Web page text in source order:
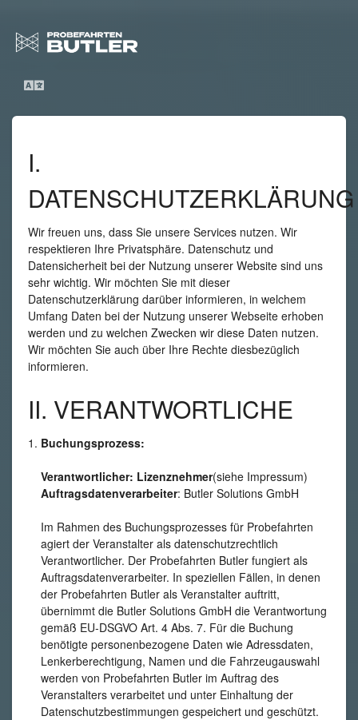
I.
DATENSCHUTZERKLÄRUNG
Wir freuen uns, dass Sie unsere Services nutzen. Wir
respektieren Ihre Privatsphäre. Datenschutz und
Datensicherheit bei der Nutzung unserer Website sind uns
sehr wichtig. Wir möchten Sie mit dieser
Datenschutzerklärung darüber informieren, in welchem
Umfang Daten bei der Nutzung unserer Webseite erhoben
werden und zu welchen Zwecken wir diese Daten nutzen.
Wir möchten Sie auch über Ihre Rechte diesbezüglich
informieren.
II. VERANTWORTLICHE
Buchungsprozess:
Verantwortlicher: Lizenznehmer(siehe Impressum)
Auftragsdatenverarbeiter: Butler Solutions GmbH
Im Rahmen des Buchungsprozesses für Probefahrten
agiert der Veranstalter als datenschutzrechtlich
Verantwortlicher. Der Probefahrten Butler fungiert als
Auftragsdatenverarbeiter. In speziellen Fällen, in denen
der Probefahrten Butler als Veranstalter auftritt,
übernimmt die Butler Solutions GmbH die Verantwortung
gemäß EU-DSGVO Art. 4 Abs. 7. Für die Buchung
benötigte personenbezogene Daten wie Adressdaten,
Lenkerberechtigung, Namen und die Fahrzeugauswahl
werden von Probefahrten Butler im Auftrag des
Veranstalters verarbeitet und unter Einhaltung der
Datenschutzbestimmungen gespeichert und geschützt.